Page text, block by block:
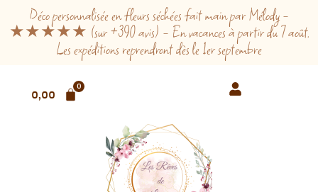
Déco personnalisée en fleurs séchées fait main par Mélody -
★★★★★ (sur +390 avis) - En vacances à partir du 7 août.
Les expéditions reprendront dès le 1er septembre
0,00
0